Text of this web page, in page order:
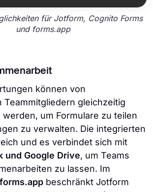
für Jotform, Cognito Forms
und forms.app
können von
Teammitgliedern gleichzeitig
um Formulare zu teilen
zu verwalten. Die integrierten
und es verbindet sich mit
und Google Drive, um Teams
zu lassen. Im
forms.app beschränkt Jotform